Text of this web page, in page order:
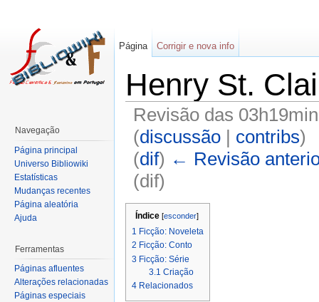
Henry St.
Revisão das
(discussão| contribs)
(dif) ← Revisão
(dif)
Índice[esconder]
1 Ficção: Noveleta
2 Ficção: Conto
3 Ficção: Série
3.1 Criação
4 Relacionados
Página Corrigir e nova info
Navegação
Página principal
Universo Bibliowiki
Estatísticas
Mudanças recentes
Página aleatória
Ajuda
Ferramentas
Páginas afluentes
Alterações relacionadas
Páginas especiais